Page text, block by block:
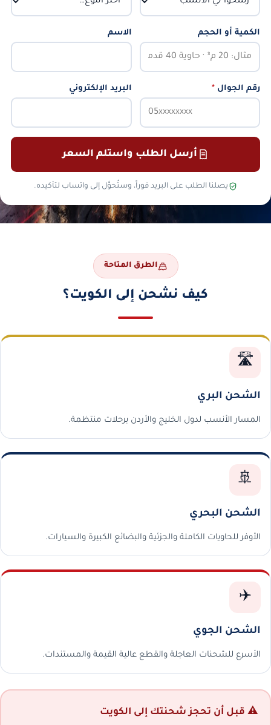
الكمية أو الحجم الاسم
رقم الجوال * البريد الإلكتروني
أرسل الطلب واستلم السعر
يصلنا الطلب على البريد فوراً، وستُحوَّل إلى واتساب لتأكيده.
الطرق المتاحة
كيف نشحن إلى الكويت؟
🛣️
الشحن البري
المسار الأنسب لدول الخليج والأردن برحلات منتظمة.
🚢
الشحن البحري
الأوفر للحاويات الكاملة والجزئية والبضائع الكبيرة والسيارات.
✈️
الشحن الجوي
الأسرع للشحنات العاجلة والقطع عالية القيمة والمستندات.
⚠️ قبل أن تحجز شحنتك إلى الكويت